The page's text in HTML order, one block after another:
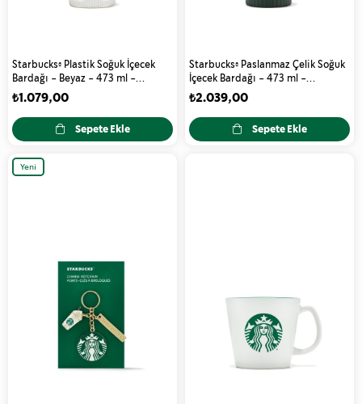
Starbucks® Plastik Soğuk İçecek
Bardağı - Beyaz - 473 ml -
11177091
₺1.079,00
Sepete Ekle
Starbucks® Paslanmaz Çelik Soğuk
İçecek Bardağı - 473 ml -
11177096
₺2.039,00
Sepete Ekle
Yeni